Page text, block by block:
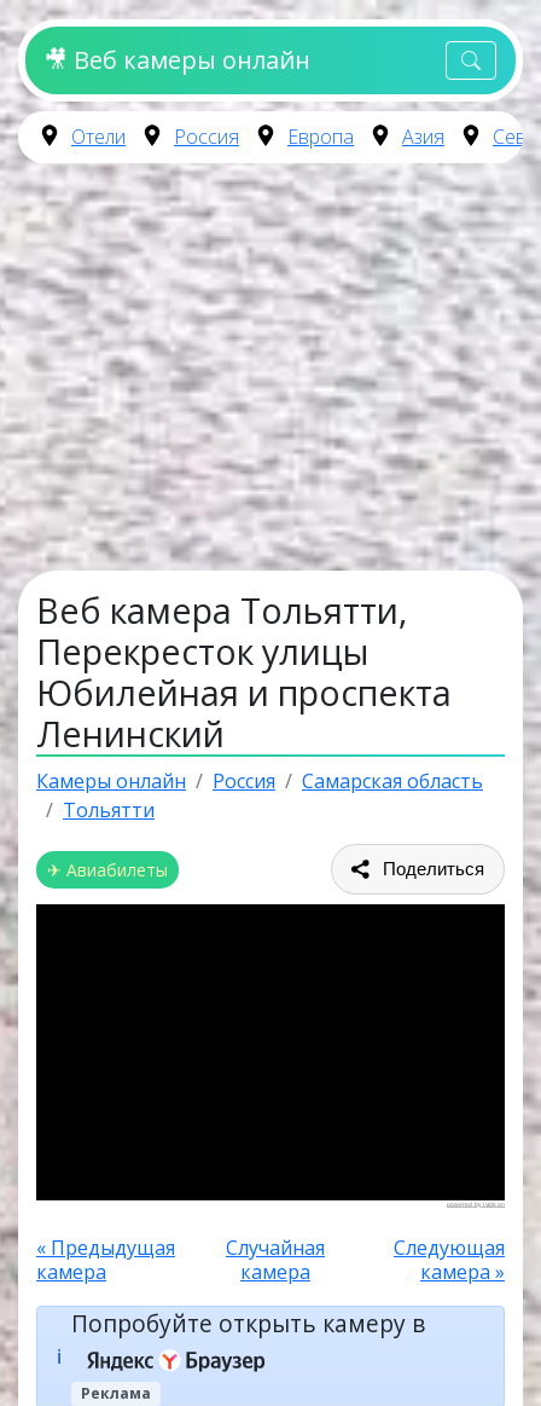
🎥 Веб камеры онлайн
Отели Россия Европа Азия
Веб камера Тольятти,
Перекресток улицы
Юбилейная и проспекта
Ленинский
Камеры онлайн Россия
Самарская область
Тольятти
✈ Авиабилеты Поделиться
powered by Ivideon
« Предыдущая
камера
Случайная
камера
Следующая
камера »
ℹ️
Попробуйте открыть камеру в
Реклама